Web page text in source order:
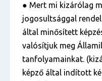
● Mert mi kizárólag
jogosultsággal
által minősített
valósítjuk meg
tanfolyamainkat.
képző által indított